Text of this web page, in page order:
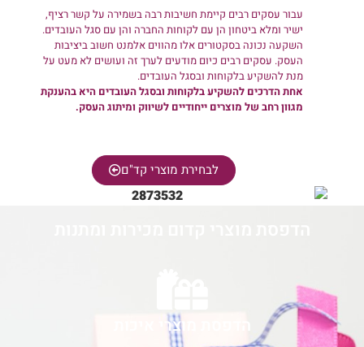
עבור עסקים רבים קיימת חשיבות רבה בשמירה על קשר רציף,
ישיר ומלא ביטחון הן עם לקוחות החברה והן עם סגל העובדים.
השקעה נכונה בסקטורים אלו מהווים אלמנט חשוב ביציבות
העסק. עסקים רבים כיום מודעים לערך זה ועושים לא מעט על
מנת להשקיע בלקוחות ובסגל העובדים.
אחת הדרכים להשקיע בלקוחות ובסגל העובדים היא בהענקת
מגוון רחב של מוצרים ייחודיים לשיווק ומיתוג העסק.
לבחירת מוצרי קד"ם
הדפסת מוצרי איכות